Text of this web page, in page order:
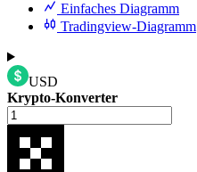
Einfaches Diagramm
Tradingview-Diagramm
USD
Krypto-Konverter